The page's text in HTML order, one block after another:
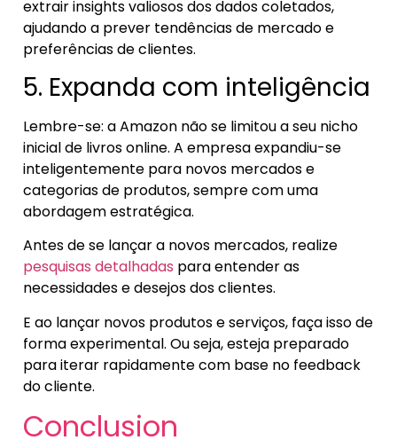
extrair insights valiosos dos dados coletados,
ajudando a prever tendências de mercado e
preferências de clientes.
5. Expanda com inteligência
Lembre-se: a Amazon não se limitou a seu nicho
inicial de livros online. A empresa expandiu-se
inteligentemente para novos mercados e
categorias de produtos, sempre com uma
abordagem estratégica.
Antes de se lançar a novos mercados, realize
pesquisas detalhadas para entender as
necessidades e desejos dos clientes.
E ao lançar novos produtos e serviços, faça isso de
forma experimental. Ou seja, esteja preparado
para iterar rapidamente com base no feedback
do cliente.
Conclusion